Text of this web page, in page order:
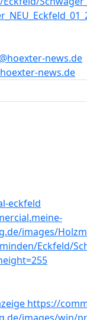
news.de
news.de